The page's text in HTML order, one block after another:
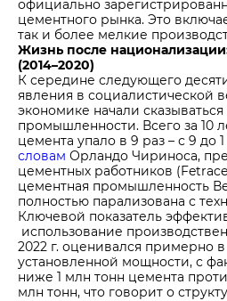
официально
цементного рынка. Это
так и более мелкие
Жизнь после
(2014–2020)
К середине следующего
явления в социалистической
экономике начали
промышленности. Всего за 10
цемента упало в 9 раз – с 9 до
словам Орландо Чириноса,
цементных работников
цементная промышленность
полностью парализована с
Ключевой показатель
использование
2022 г. оценивался примерно в
установленной мощности, с
ниже 1 млн тонн цемента
млн тонн, что говорит о